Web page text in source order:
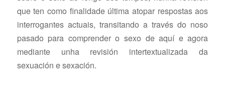
que ten como finalidade última atopar respostas aos
interrogantes actuais, transitando a través do noso
pasado para comprender o sexo de aquí e agora
mediante unha revisión intertextualizada da
sexuación e sexación.